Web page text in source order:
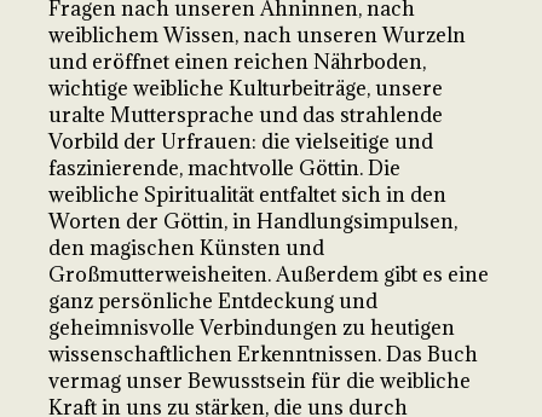
Fragen nach unseren Ahninnen, nach
weiblichem Wissen, nach unseren Wurzeln
und eröffnet einen reichen Nährboden,
wichtige weibliche Kulturbeiträge, unsere
uralte Muttersprache und das strahlende
Vorbild der Urfrauen: die vielseitige und
faszinierende, machtvolle Göttin. Die
weibliche Spiritualität entfaltet sich in den
Worten der Göttin, in Handlungsimpulsen,
den magischen Künsten und
Großmutterweisheiten. Außerdem gibt es eine
ganz persönliche Entdeckung und
geheimnisvolle Verbindungen zu heutigen
wissenschaftlichen Erkenntnissen. Das Buch
vermag unser Bewusstsein für die weibliche
Kraft in uns zu stärken, die uns durch